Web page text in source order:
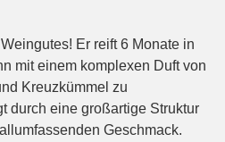
Er reift 6 Monate in
mit einem komplexen Duft von
Kreuzkümmel zu
durch eine großartige Struktur
Geschmack.